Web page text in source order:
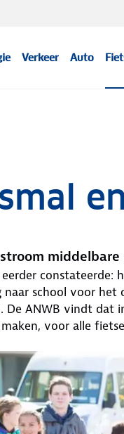
Verkeer Auto
constateerde:
school voor
ANWB vindt dat
voor alle